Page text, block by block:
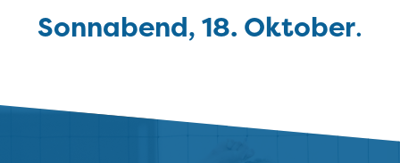
Sonnabend, 18. Oktober.